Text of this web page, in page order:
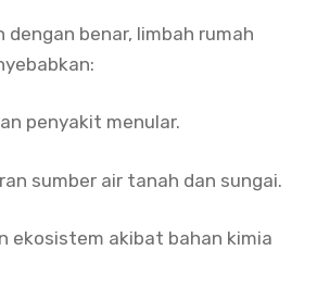
benar, limbah rumah
penyakit menular.
sumber air tanah dan sungai.
ekosistem akibat bahan kimia